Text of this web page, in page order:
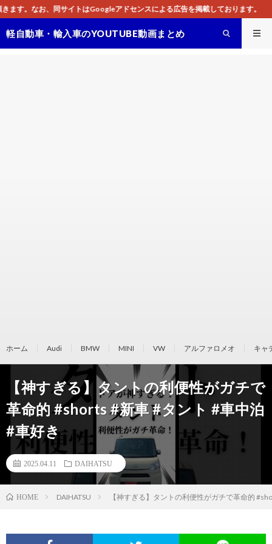
Googleアドセンスによる広告を掲載しております。
軽自動車・輸入車のYOUTUBE動画まとめ
ホーム Audi BMW MINI VW アルファロメオ キャ
【神すぎる】タントの利便性がガチで
革命的 #shorts #新車 #タント #車中泊
#車好き
2025.04.11 DAIHATSU
HOME DAIHATSU 【神すぎる】タントの利便性がガチで革命的